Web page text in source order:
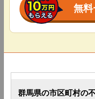
無
群馬県の市区町村の